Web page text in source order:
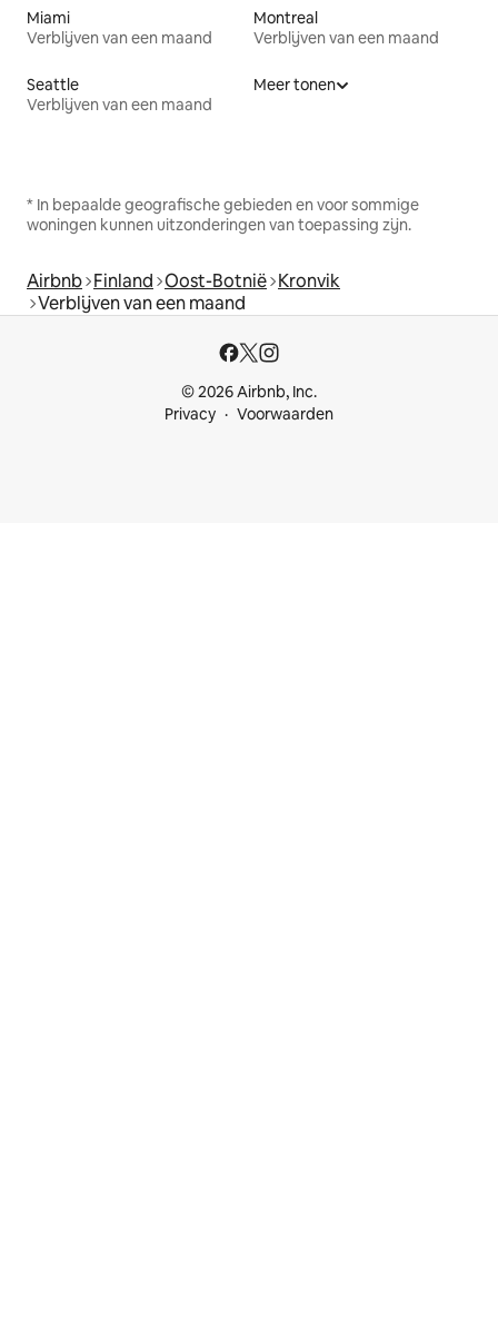
Miami
Verblijven van een maand
Montreal
Verblijven van een maand
Seattle
Verblijven van een maand
Meer tonen
* In bepaalde geografische gebieden en voor sommige
woningen kunnen uitzonderingen van toepassing zijn.
Airbnb Finland Oost-Botnië Kronvik
Verblijven van een maand
© 2026 Airbnb, Inc.
Privacy
Voorwaarden